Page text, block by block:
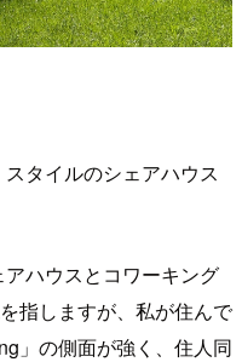
タイルのシェアハウス
ハウスとコワーキング
指しますが、私が住んで
」の側面が強く、住人同